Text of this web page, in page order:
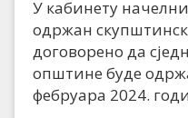
У кабинету
одржан
договорено да
општине буде
фебруара 2024.